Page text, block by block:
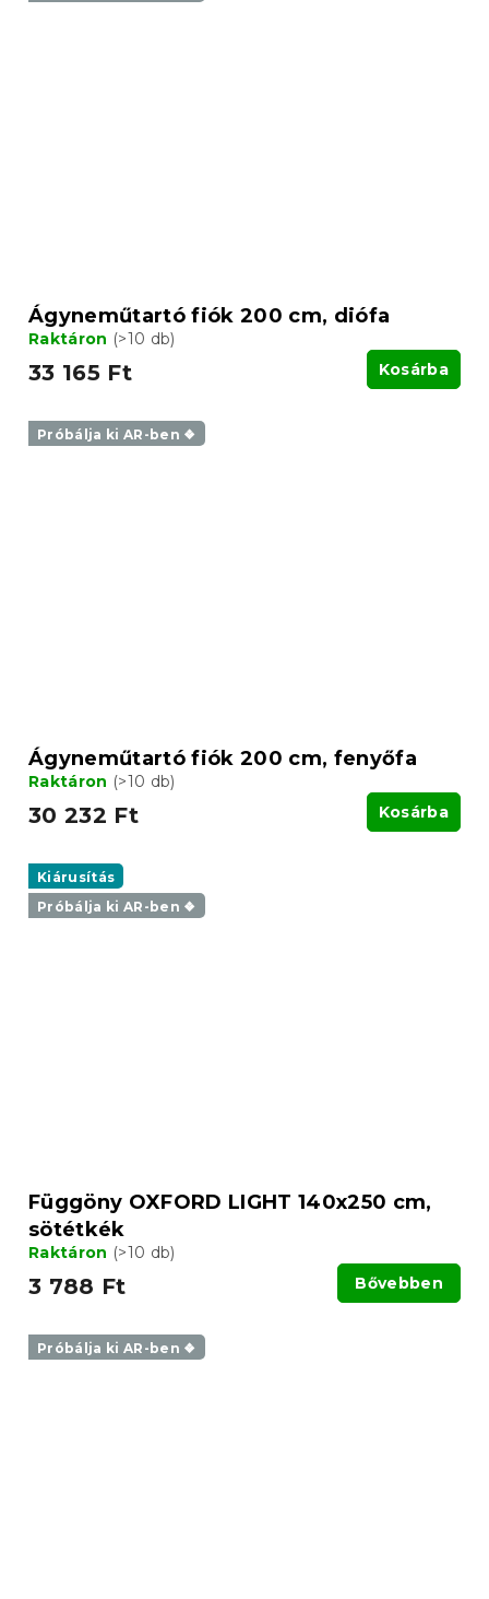
Ágyneműtartó fiók 200 cm, diófa
Raktáron (>10 db)
33 165 Ft Kosárba
Próbálja ki AR-ben ❖
Ágyneműtartó fiók 200 cm, fenyőfa
Raktáron (>10 db)
30 232 Ft Kosárba
Kiárusítás
Próbálja ki AR-ben ❖
Függöny OXFORD LIGHT 140x250 cm,
sötétkék
Raktáron (>10 db)
3 788 Ft Bővebben
Próbálja ki AR-ben ❖